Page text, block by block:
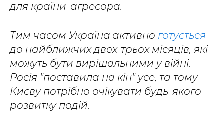
для країни-агресора.
Тим часом Україна активно готується
до найближчих двох-трьох місяців, які
можуть бути вирішальними у війні.
Росія "поставила на кін" усе, та тому
Києву потрібно очікувати будь-якого
розвитку подій.